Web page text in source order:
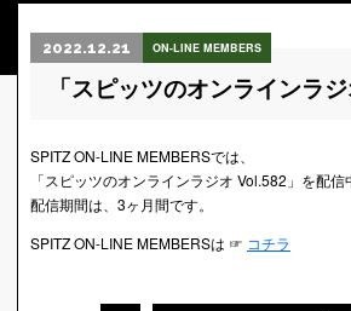
2022.12.21 ON-LINE MEMBERS
「スピッツのオンラインラ
SPITZ ON-LINE MEMBERSでは、
「スピッツのオンラインラジオ Vol.582」を配信
配信期間は、3ヶ月間です。
SPITZ ON-LINE MEMBERSは ☞ コチラ